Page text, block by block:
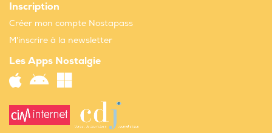
Inscription
Créer mon compte Nostapass
M'inscrire à la newsletter
Les Apps Nostalgie